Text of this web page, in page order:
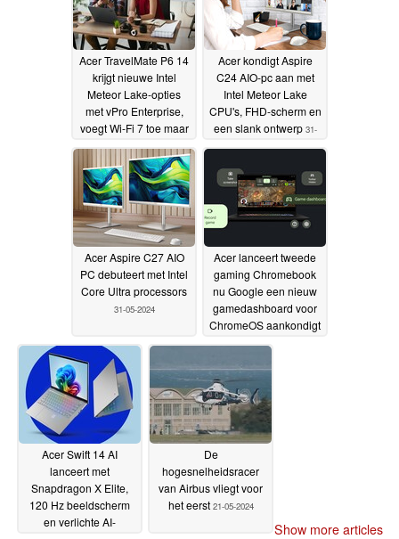
Acer TravelMate P6 14
krijgt nieuwe Intel
Meteor Lake-opties
met vPro Enterprise,
voegt Wi-Fi 7 toe maar
connectiviteit31-05-2024
Acer kondigt Aspire
C24 AIO-pc aan met
Intel Meteor Lake
CPU's, FHD-scherm en
een slank ontwerp 31-
05-2024
Acer Aspire C27 AIO
PC debuteert met Intel
Core Ultra processors
31-05-2024
Acer lanceert tweede
gaming Chromebook
nu Google een nieuw
gamedashboard voor
ChromeOS aankondigt
28-05-2024
Acer Swift 14 AI
lanceert met
Snapdragon X Elite,
120 Hz beeldscherm
en verlichte AI-
De
hogesnelheidsracer
van Airbus vliegt voor
het eerst 21-05-2024
Show more articles